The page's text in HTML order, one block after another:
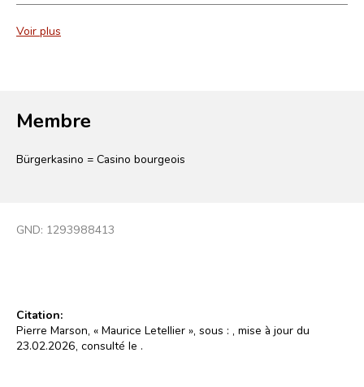
Voir plus
Membre
Bürgerkasino = Casino bourgeois
GND: 1293988413
Citation:
Pierre Marson, « Maurice Letellier », sous : , mise à jour du
23.02.2026, consulté le .